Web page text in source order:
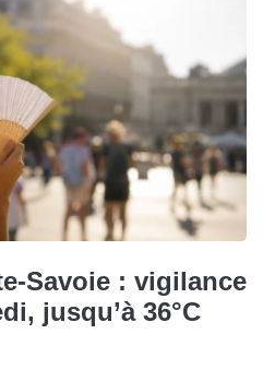
Savoie : vigilance
jusqu’à 36°C